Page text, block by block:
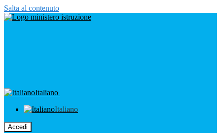
Salta al contenuto
Italiano
Italiano
Accedi